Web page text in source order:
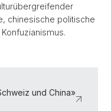
chinesische politische
und China»